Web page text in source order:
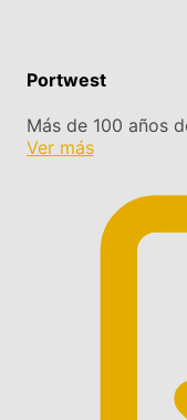
Portwest
Más de 100 años
Ver más